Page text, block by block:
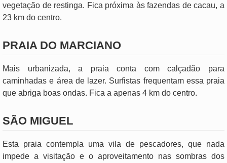
vegetação de restinga. Fica próxima às fazendas de cacau, a
23 km do centro.
PRAIA DO MARCIANO
Mais urbanizada, a praia conta com calçadão para
caminhadas e área de lazer. Surfistas frequentam essa praia
que abriga boas ondas. Fica a apenas 4 km do centro.
SÃO MIGUEL
Esta praia contempla uma vila de pescadores, que nada
impede a visitação e o aproveitamento nas sombras dos